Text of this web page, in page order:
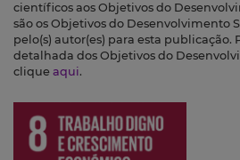
científicos aos Objetivos do
são os Objetivos do Desenvolvimento
pelo(s) autor(es) para esta
detalhada dos Objetivos do
clique aqui.